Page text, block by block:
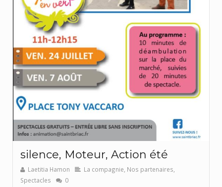
silence, Moteur, Action été
Laetitia Hamon La compagnie, Nos partenaires,
Spectacles
0